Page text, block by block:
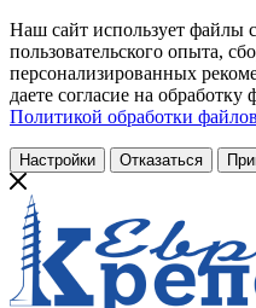
Наш сайт использует файлы
пользовательского опыта,
персонализированных
даете согласие на
Политикой обработки
Настройки Отказаться